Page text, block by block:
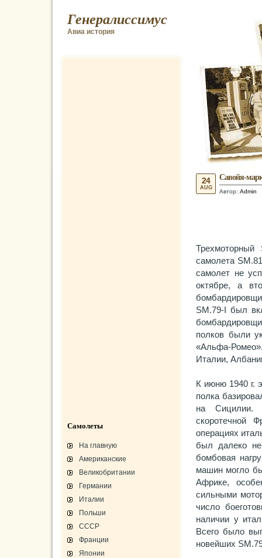
Генералиссимус
Авиа история
Савойя-
Автор: Admin
24
AUG
самолета
самолет не
октябре, а
SM.79-I был
полков были
«Альфа-
Италии,
К июню 1940 г.
полка
на Сицилии.
скоротечной
операциях
был далеко
бомбовая
машин могло
Африке,
сильными
число
наличии у
Всего было
новейших
Самолеты
На главную
Американские
Великобритании
Германии
Италии
Польши
СССР
Франции
Японии